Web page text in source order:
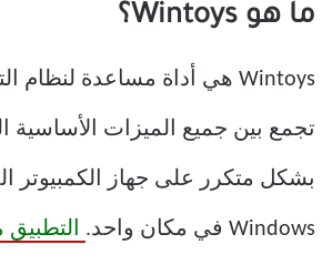
ما هو Wintoys؟
تجمع بين جميع الميزات الأساسية
بشكل متكرر على جهاز الكمبيوتر
Windows في مكان واحد.